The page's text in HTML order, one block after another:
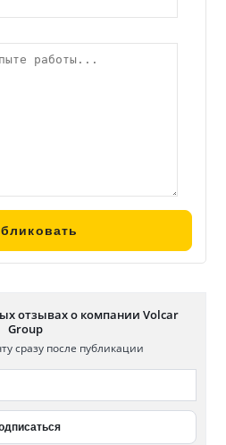
отзывах о компании Volcar
Group
сразу после публикации